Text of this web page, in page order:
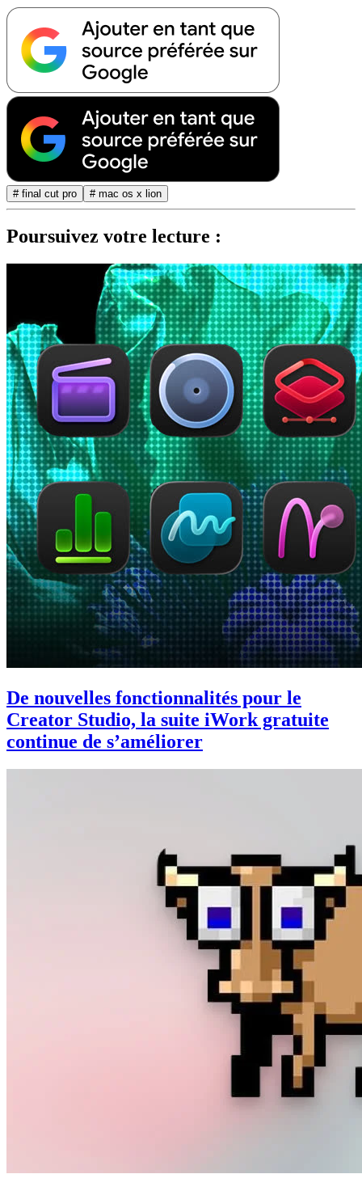
# final cut pro # mac os x lion
Poursuivez votre lecture :
De nouvelles fonctionnalités pour le
Creator Studio, la suite iWork gratuite
continue de s’améliorer